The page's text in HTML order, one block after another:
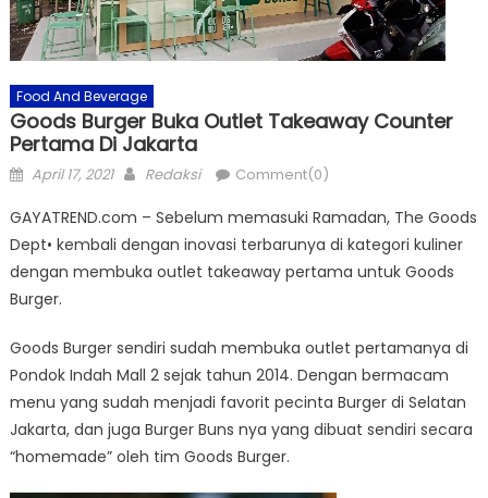
Food And Beverage
Goods Burger Buka Outlet Takeaway Counter
Pertama Di Jakarta
Posted
April 17, 2021 Author
Redaksi Comment(0)
GAYATREND.com – Sebelum memasuki Ramadan, The Goods
Dept• kembali dengan inovasi terbarunya di kategori kuliner
dengan membuka outlet takeaway pertama untuk Goods
Burger.
Goods Burger sendiri sudah membuka outlet pertamanya di
Pondok Indah Mall 2 sejak tahun 2014. Dengan bermacam
menu yang sudah menjadi favorit pecinta Burger di Selatan
Jakarta, dan juga Burger Buns nya yang dibuat sendiri secara
“homemade” oleh tim Goods Burger.